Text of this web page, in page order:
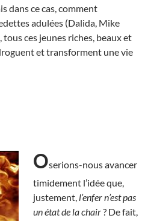
dans ce cas, comment
adulées (Dalida, Mike
ces jeunes riches, beaux et
et transforment une vie
Oserions-nous avancer
timidement l’idée que,
justement, l’enfer n’est pas
un état de la chair? De fait,